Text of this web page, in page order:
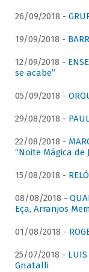
26/09/2018 -
19/09/2018 -
12/09/2018 -
se acabe”
05/09/2018 -
29/08/2018 -
22/08/2018 -
“Noite Mágica de
15/08/2018 -
08/08/2018 -
Eça, Arranjos
01/08/2018 -
25/07/2018 -
Gnatalli